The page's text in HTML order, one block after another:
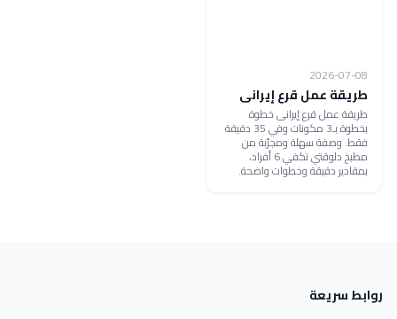
2026-07-08
طريقة عمل قرع إيرانى
طريقة عمل قرع إيرانى خطوة
بخطوة بـ3 مكونات وفي 35 دقيقة
فقط. وصفة سهلة ومجرّبة من
مطبخ دلوقتي تكفي 6 أفراد،
بمقادير دقيقة وخطوات واضحة.
روابط سريعة